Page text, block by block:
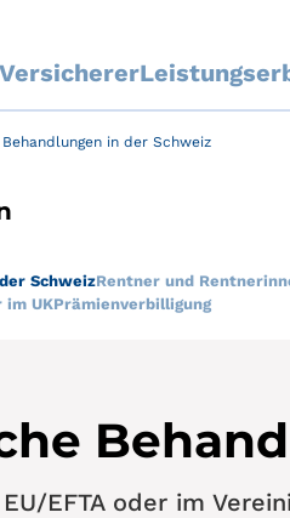
Versicherer
in der Schweiz
SchweizRentner und
im UKPrämienverbilligung
EFTA oder im